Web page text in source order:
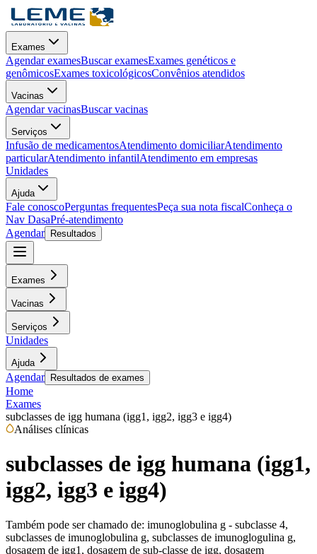
Exames
Agendar examesBuscar examesExames genéticos e
genômicosExames toxicológicosConvênios atendidos
Vacinas
Agendar vacinasBuscar vacinas
Serviços
Infusão de medicamentosAtendimento domiciliarAtendimento
particularAtendimento infantilAtendimento em empresas
Unidades
Ajuda
Fale conoscoPerguntas frequentesPeça sua nota fiscalConheça o
Nav DasaPré-atendimento
Agendar
Resultados
Exames
Vacinas
Serviços
Unidades
Ajuda
Agendar Resultados de exames
Home
Exames
subclasses de igg humana (igg1, igg2, igg3 e igg4)
Análises clínicas
subclasses de igg humana (igg1,
igg2, igg3 e igg4)
Também pode ser chamado de: imunoglobulina g - subclasse 4,
subclasses de imunoglobulina g, subclasses de imunoglogulina g,
dosagem de igg1, dosagem de sub-classe de igg, dosagem